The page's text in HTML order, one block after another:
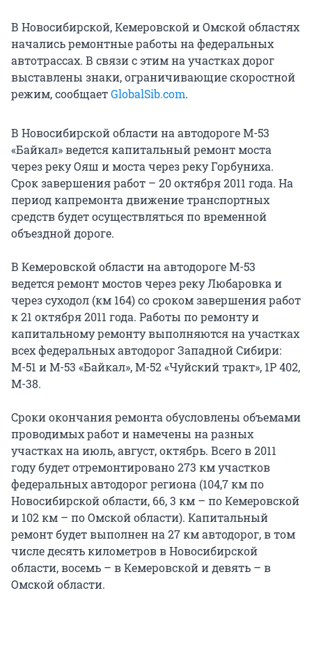
В Новосибирской, Кемеровской и Омской областях
начались ремонтные работы на федеральных
автотрассах. В связи с этим на участках дорог
выставлены знаки, ограничивающие скоростной
режим, сообщаетGlobalSib.com.
В Новосибирской области на автодороге М-53
«Байкал» ведется капитальный ремонт моста
через реку Ояш и моста через реку Горбуниха.
Срок завершения работ – 20 октября 2011 года. На
период капремонта движение транспортных
средств будет осуществляться по временной
объездной дороге.
В Кемеровской области на автодороге М-53
ведется ремонт мостов через реку Любаровка и
через суходол (км 164) со сроком завершения работ
к 21 октября 2011 года. Работы по ремонту и
капитальному ремонту выполняются на участках
всех федеральных автодорог Западной Сибири:
М-51 и М-53 «Байкал», М-52 «Чуйский тракт», 1Р 402,
М-38.
Сроки окончания ремонта обусловлены объемами
проводимых работ и намечены на разных
участках на июль, август, октябрь. Всего в 2011
году будет отремонтировано 273 км участков
федеральных автодорог региона (104,7 км по
Новосибирской области, 66, 3 км – по Кемеровской
и 102 км – по Омской области). Капитальный
ремонт будет выполнен на 27 км автодорог, в том
числе десять километров в Новосибирской
области, восемь – в Кемеровской и девять – в
Омской области.